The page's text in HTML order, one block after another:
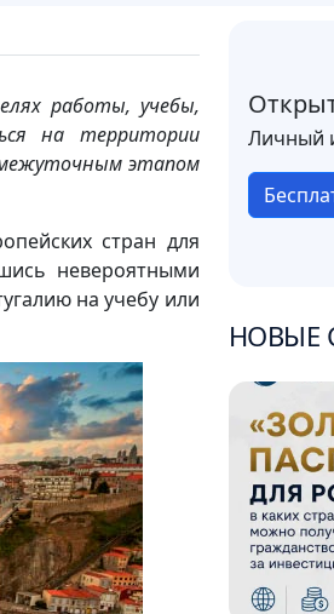
работы, учебы,
на территории
этапом
стран для
невероятными
на учебу или
Личный
НОВЫЕ